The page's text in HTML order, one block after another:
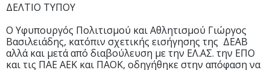
ΔΕΛΤΙΟ ΤΥΠΟΥ
Ο Υφυπουργός Πολιτισμού και Αθλητισμού Γιώργος
Βασιλειάδης, κατόπιν σχετικής εισήγησης της ΔΕΑΒ
αλλά και μετά από διαβούλευση με την ΕΛ.ΑΣ. την ΕΠΟ
και τις ΠΑΕ ΑΕΚ και ΠΑΟΚ, οδηγήθηκε στην απόφαση να